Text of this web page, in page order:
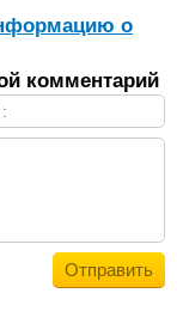
о
комментарий